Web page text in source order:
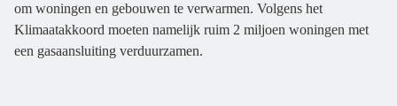
om woningen en gebouwen te verwarmen. Volgens het
Klimaatakkoord moeten namelijk ruim 2 miljoen woningen met
een gasaansluiting verduurzamen.